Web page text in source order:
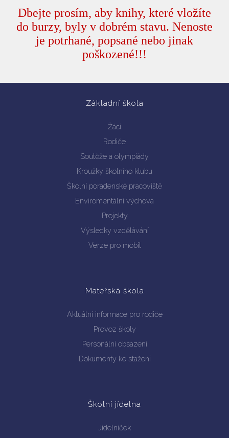
Vyhledávání na webu
Dbejte prosím, aby knihy, které vložíte
do burzy, byly v dobrém stavu. Nenoste
je potrhané, popsané nebo jinak
poškozené!!!
Základní škola
Žáci
Rodiče
Soutěže a olympiády
Kroužky školního klubu
Školní poradenské pracoviště
Enviromentální výchova
Projekty
Výsledky vzdělávání
Verze pro mobil
Mateřská škola
Aktuální informace pro rodiče
Provoz školy
Personální obsazení
Dokumenty ke stažení
Školní jídelna
Jídelníček